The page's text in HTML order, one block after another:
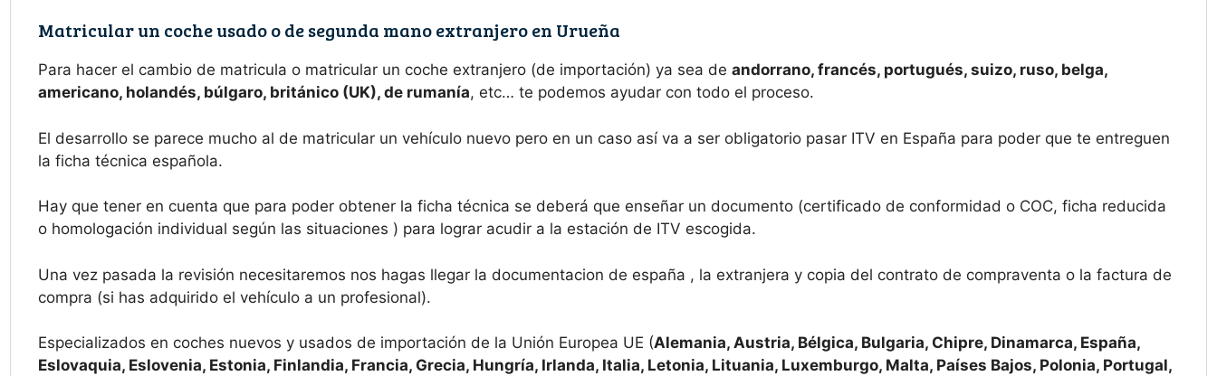
Matricular un coche usado o de segunda mano extranjero en Urueña
Para hacer el cambio de matricula o matricular un coche extranjero (de importación) ya sea de andorrano, francés, portugués, suizo, ruso, belga,
americano, holandés, búlgaro, británico (UK), de rumanía, etc… te podemos ayudar con todo el proceso.
El desarrollo se parece mucho al de matricular un vehículo nuevo pero en un caso así va a ser obligatorio pasar ITV en España para poder que te entreguen
la ficha técnica española.
Hay que tener en cuenta que para poder obtener la ficha técnica se deberá que enseñar un documento (certificado de conformidad o COC, ficha reducida
o homologación individual según las situaciones ) para lograr acudir a la estación de ITV escogida.
Una vez pasada la revisión necesitaremos nos hagas llegar la documentacion de españa , la extranjera y copia del contrato de compraventa o la factura de
compra (si has adquirido el vehículo a un profesional).
Especializados en coches nuevos y usados de importación de la Unión Europea UE (Alemania, Austria, Bélgica, Bulgaria, Chipre, Dinamarca, España,
Eslovaquia, Eslovenia, Estonia, Finlandia, Francia, Grecia, Hungría, Irlanda, Italia, Letonia, Lituania, Luxemburgo, Malta, Países Bajos, Polonia, Portugal,